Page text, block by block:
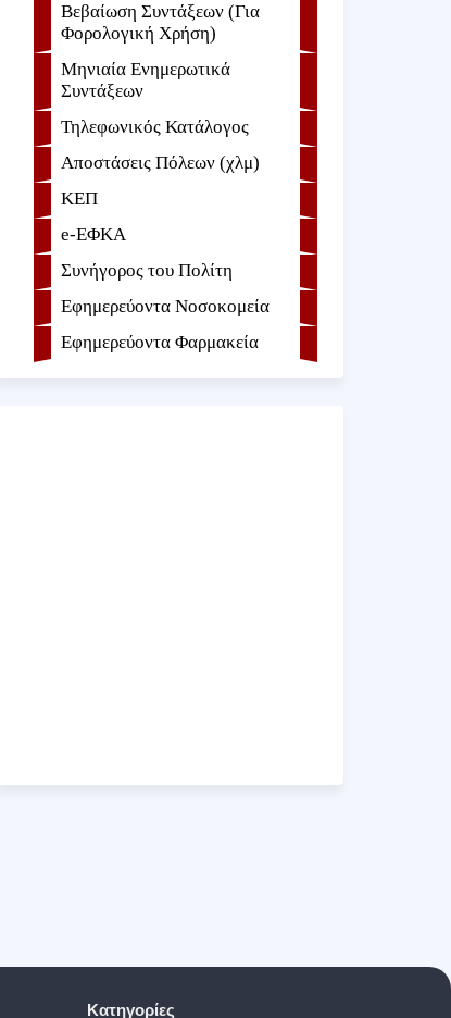
Βεβαίωση Συντάξεων (Για
Φορολογική Χρήση)
Μηνιαία Ενημερωτικά
Συντάξεων
Τηλεφωνικός Κατάλογος
Αποστάσεις Πόλεων (χλμ)
ΚΕΠ
e-ΕΦKA
Συνήγορος του Πολίτη
Εφημερεύοντα Νοσοκομεία
Εφημερεύοντα Φαρμακεία
Κατηγορίες